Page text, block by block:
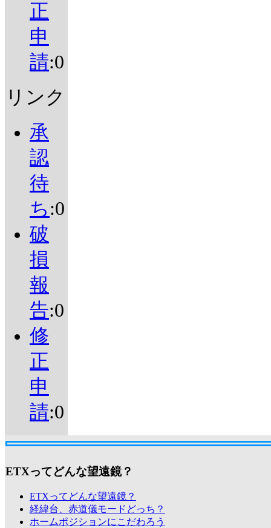
正
申
請:0
リンク
承
認
待
ち :0
破
損
報
告:0
修
正
申
請:0
ETXってどんな望遠鏡？
ETXってどんな望遠鏡？
経緯台、赤道儀モードどっち？
ホームポジションにこだわろう